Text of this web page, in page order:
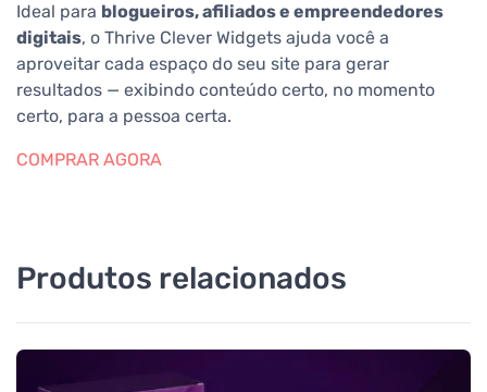
Ideal para blogueiros, afiliados e empreendedores
digitais, o Thrive Clever Widgets ajuda você a
aproveitar cada espaço do seu site para gerar
resultados — exibindo conteúdo certo, no momento
certo, para a pessoa certa.
COMPRAR AGORA
Produtos relacionados